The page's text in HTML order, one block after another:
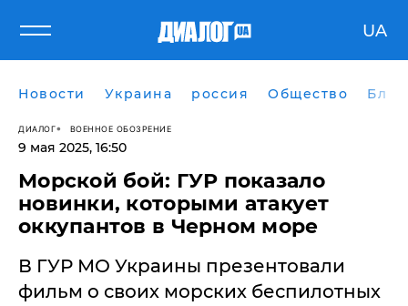
UA
Новости Украина россия Общество
ДИАЛОГ ВОЕННОЕ ОБОЗРЕНИЕ
9 мая 2025, 16:50
Морской бой: ГУР показало
новинки, которыми атакует
оккупантов в Черном море
В ГУР МО Украины презентовали
фильм о своих морских беспилотных